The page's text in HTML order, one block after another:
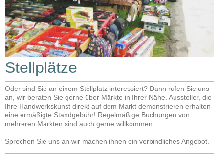
Stellplätze
Oder sind Sie an einem Stellplatz interessiert? Dann rufen Sie uns
an, wir beraten Sie gerne über Märkte in Ihrer Nähe. Aussteller, die
Ihre Handwerkskunst direkt auf dem Markt demonstrieren erhalten
eine ermäßigte Standgebühr! Regelmäßige Buchungen von
mehreren Märkten sind auch gerne willkommen.
Sprechen Sie uns an wir machen ihnen ein verbindliches Angebot.